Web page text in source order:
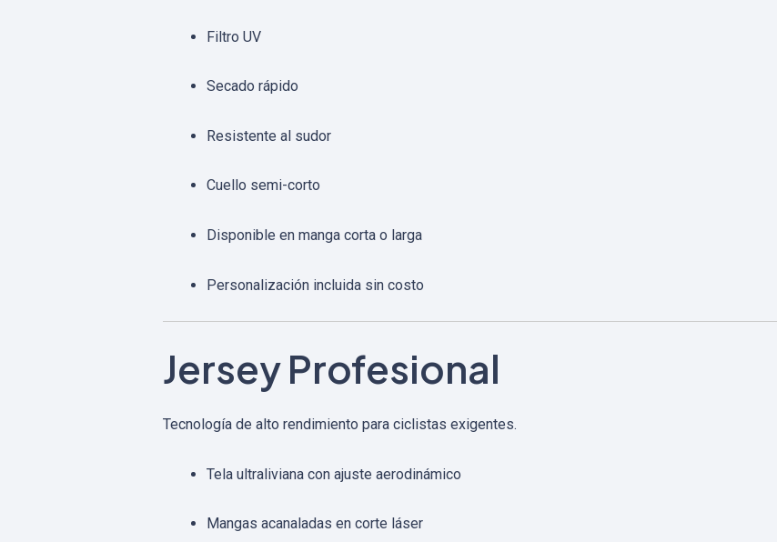
Filtro UV
Secado rápido
Resistente al sudor
Cuello semi-corto
Disponible en manga corta o larga
Personalización incluida sin costo
Jersey Profesional
Tecnología de alto rendimiento para ciclistas exigentes.
Tela ultraliviana con ajuste aerodinámico
Mangas acanaladas en corte láser